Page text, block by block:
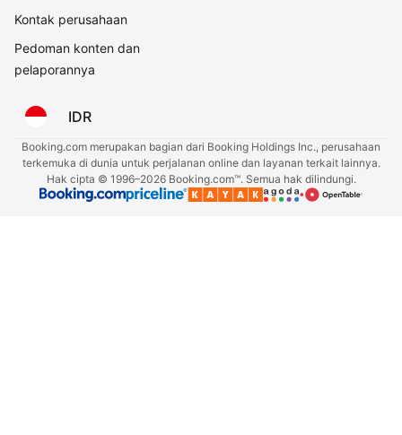
Kontak perusahaan
Pedoman konten dan
pelaporannya
IDR
Booking.com merupakan bagian dari Booking Holdings Inc., perusahaan
terkemuka di dunia untuk perjalanan online dan layanan terkait lainnya.
Hak cipta © 1996–2026 Booking.com™. Semua hak dilindungi.